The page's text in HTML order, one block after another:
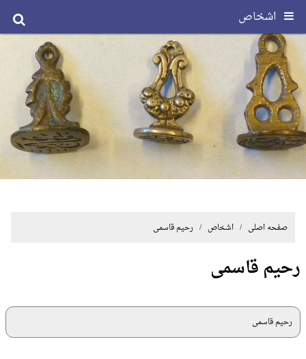
اشخاص
صفحه اصلی / اشخاص / رحیم قاسمی
رحیم قاسمی
رحیم قاسمی